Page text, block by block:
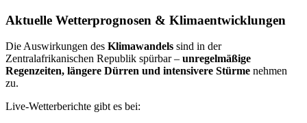
Aktuelle Wetterprognosen & Klimaentwicklungen
Die Auswirkungen des Klimawandels sind in der
Zentralafrikanischen Republik spürbar – unregelmäßige
Regenzeiten, längere Dürren und intensivere Stürme nehmen
zu.
Live-Wetterberichte gibt es bei: